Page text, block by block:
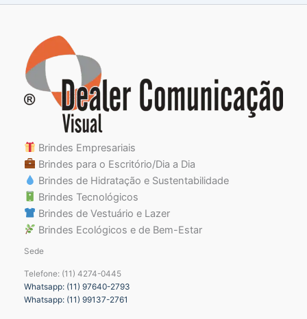
Brindes Empresariais
Brindes para o Escritório/Dia a Dia
Brindes de Hidratação e Sustentabilidade
Brindes Tecnológicos
Brindes de Vestuário e Lazer
Brindes Ecológicos e de Bem-Estar
Sede
Telefone: (11) 4274-0445
Whatsapp: (11) 97640-2793
Whatsapp: (11) 99137-2761